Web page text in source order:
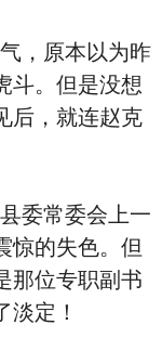
，原本以为昨
斗。但是没想
后，就连赵克
委常委会上一
惊的失色。但
那位专职副书
定！